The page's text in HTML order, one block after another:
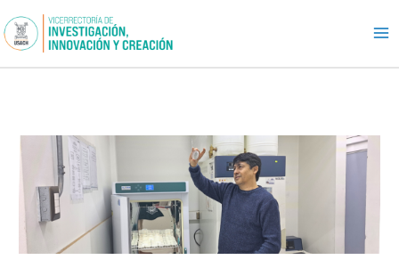
al
contenido